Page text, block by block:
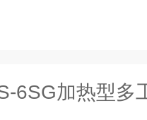
6SG加热型多